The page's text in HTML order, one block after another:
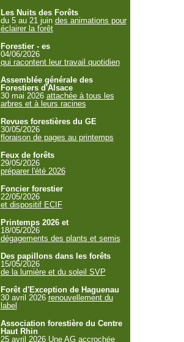
Les Nuits des Forêts
du 5 au 21 juin des animations pour
éclairer la forêt
Forestier - es
04/06/2026
qui racontent leur travail quotidien
Assemblée générale des
Forestiers d'Alsace
30 mai 2026 attachée à tous les
arbres et à leurs racines
Revues forestières du GE
30/05/2026
floraison de pages au printemps
Feux de forêts
29/05/2026
préparer l'été 2026
Foncier forestier
22/05/2026
et dispositif ECIF
Printemps 2026 et
18/05/2026
dégagements des plants et semis
Des papillons dans les forêts
15/05/2026
de la lumière et du soleil SVP
Forêt d'Exception de Haguenau
30 avril 2026 renouvellement du
label
Association forestière du Centre
Haut Rhin
25 avril 2026 Une AG accrochée